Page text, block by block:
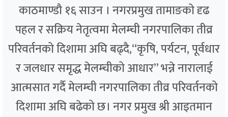
काठमाण्डौ १६ साउन । नगरप्रमुख तामाङको दृढ
पहल र सक्रिय नेतृत्वमा मेलम्ची नगरपालिका तीव्र
परिवर्तनको दिशामा अघि बढ्दै,“कृषि, पर्यटन, पूर्वधार
र जलधार समृद्ध मेलम्चीको आधार” भन्ने नारालाई
आत्मसात गर्दै मेलम्ची नगरपालिका तीव्र परिवर्तनको
दिशामा अघि बढेको छ। नगर प्रमुख श्री आइतमान